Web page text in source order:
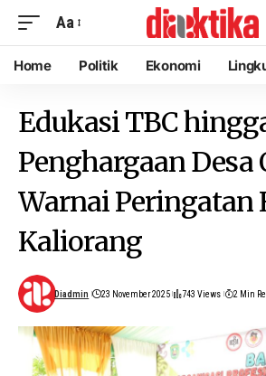
Aa
Home Politik Ekonomi
Edukasi TBC
Penghargaan Desa
Warnai Peringatan
Kaliorang
Diadmin 23 November 2025 743 Views 2 Min